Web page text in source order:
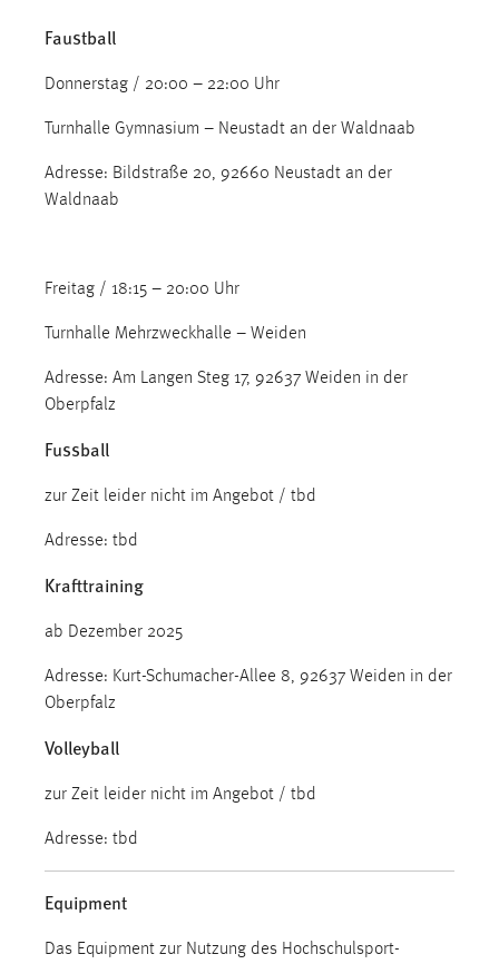
Faustball
Donnerstag / 20:00 – 22:00 Uhr
Turnhalle Gymnasium – Neustadt an der Waldnaab
Adresse: Bildstraße 20, 92660 Neustadt an der
Waldnaab
Freitag / 18:15 – 20:00 Uhr
Turnhalle Mehrzweckhalle – Weiden
Adresse: Am Langen Steg 17, 92637 Weiden in der
Oberpfalz
Fussball
zur Zeit leider nicht im Angebot / tbd
Adresse: tbd
Krafttraining
ab Dezember 2025
Adresse: Kurt-Schumacher-Allee 8, 92637 Weiden in der
Oberpfalz
Volleyball
zur Zeit leider nicht im Angebot / tbd
Adresse: tbd
Equipment
Das Equipment zur Nutzung des Hochschulsport-
externen Medien Cookies gesetzt.
YouTube